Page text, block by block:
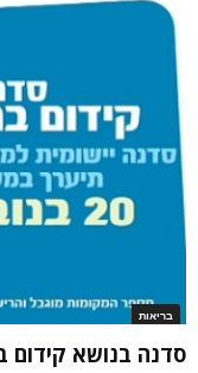
בריאות
סדנה בנושא קידום